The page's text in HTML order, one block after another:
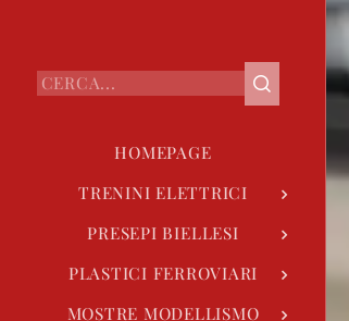
HOMEPAGE
TRENINI ELETTRICI
PRESEPI BIELLESI
PLASTICI FERROVIARI
MOSTRE MODELLISMO